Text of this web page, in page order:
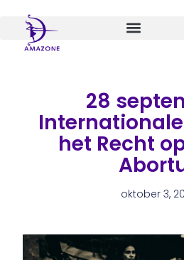
inhoud
28
het Recht
oktober 3,